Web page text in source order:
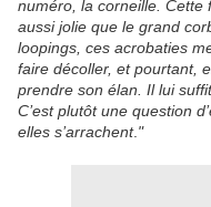
numéro, la corneille. Cette
aussi jolie que le grand
loopings, ces acrobaties
faire décoller, et pourtant,
prendre son élan. Il lui
C’est plutôt une question
elles s’arrachent."